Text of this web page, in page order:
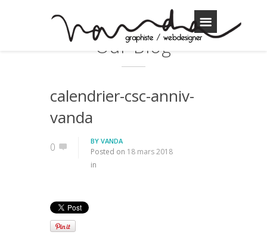
Our Blog
calendrier-csc-anniv-
vanda
0 BY VANDA
Posted on 18 mars 2018
in